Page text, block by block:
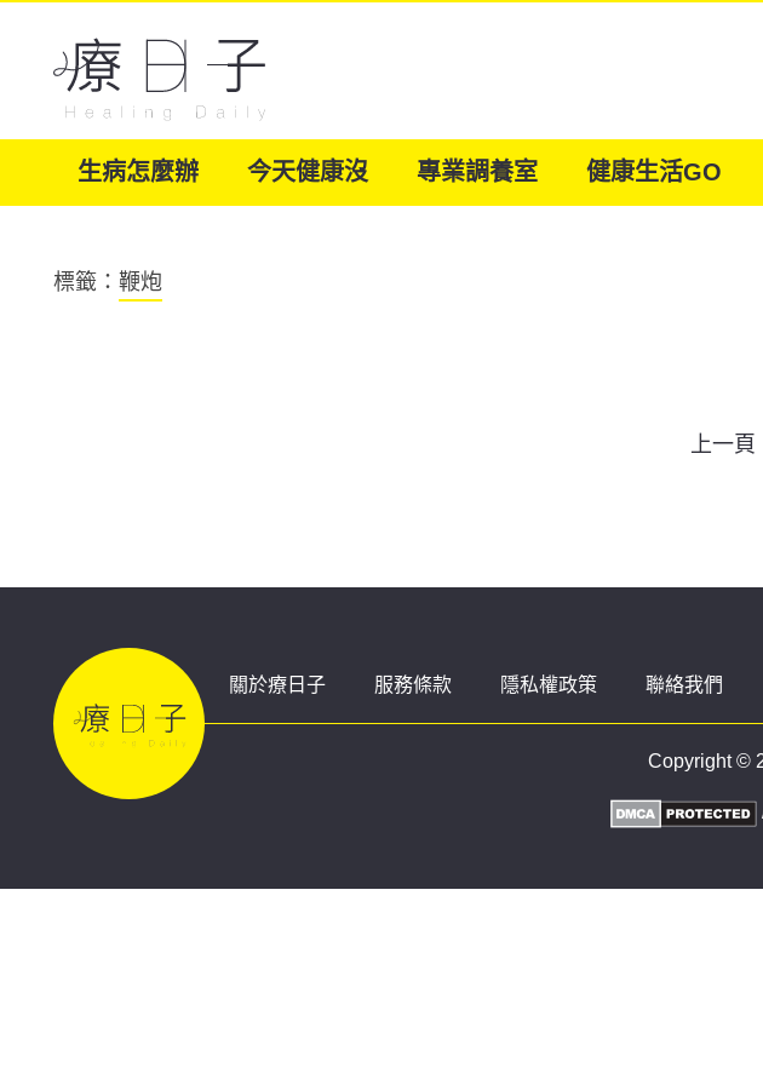
生病怎麼辦 今天健康沒 專業調養室 健康生活GO
標籤： 鞭炮
上一頁
關於療日子 服務條款 隱私權政策 聯絡我們
Copyright ©